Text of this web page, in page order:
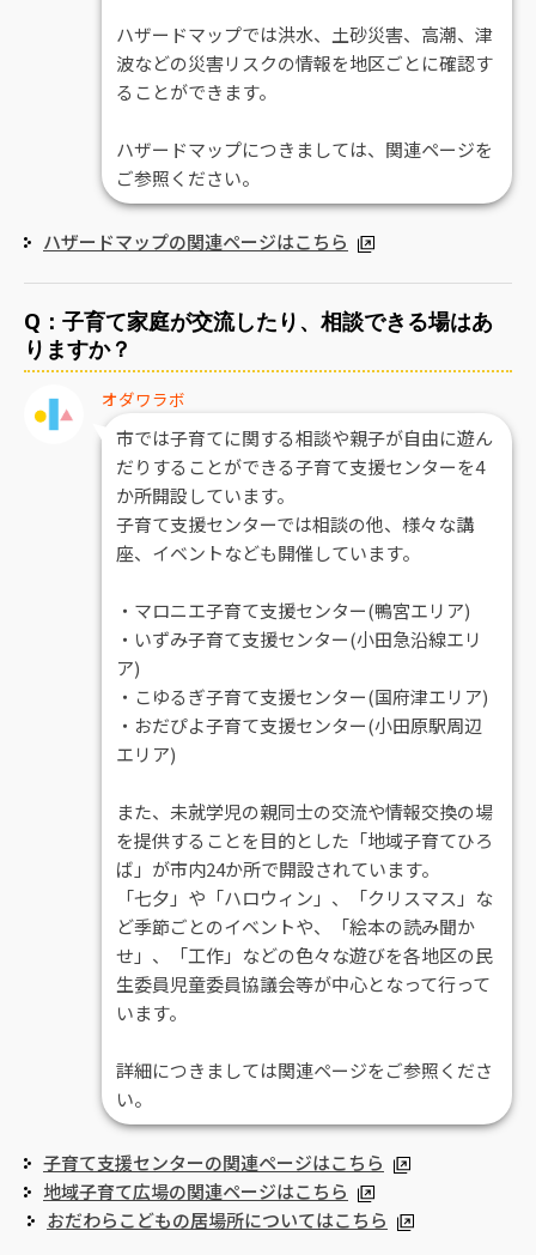
ハザードマップでは洪水、土砂災害、高潮、津
波などの災害リスクの情報を地区ごとに確認す
ることができます。
ハザードマップにつきましては、関連ページを
ご参照ください。
ハザードマップの関連ページはこちら
Q：子育て家庭が交流したり、相談できる場はあ
りますか？
オダワラボ
市では子育てに関する相談や親子が自由に遊ん
だりすることができる子育て支援センターを4
か所開設しています。
子育て支援センターでは相談の他、様々な講
座、イベントなども開催しています。
・マロニエ子育て支援センター(鴨宮エリア)
・いずみ子育て支援センター(小田急沿線エリ
ア)
・こゆるぎ子育て支援センター(国府津エリア)
・おだぴよ子育て支援センター(小田原駅周辺
エリア)
また、未就学児の親同士の交流や情報交換の場
を提供することを目的とした「地域子育てひろ
ば」が市内24か所で開設されています。
「七夕」や「ハロウィン」、「クリスマス」な
ど季節ごとのイベントや、「絵本の読み聞か
せ」、「工作」などの色々な遊びを各地区の民
生委員児童委員協議会等が中心となって行って
います。
詳細につきましては関連ページをご参照くださ
い。
子育て支援センターの関連ページはこちら
地域子育て広場の関連ページはこちら
おだわらこどもの居場所についてはこちら